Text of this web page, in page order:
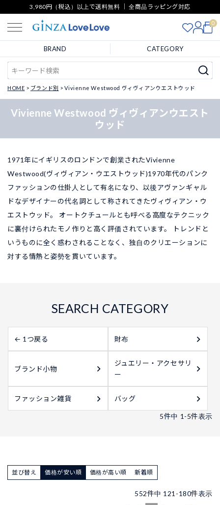
3,980円（税込）以上で送料無料 ｜ 全商品ラッピング対応
0
BRAND CATEGORY
HOME ブランド別 Vivienne Westwood ヴィヴィアンウエストウッド
Vivienne Westwood ヴィヴィアンウエスト
ウッド
1971年にイギリスのロンドンで創業されたVivienne
Westwood(ヴィヴィアン・ウエストウッド)1970年代のパンク
ファッションの仕掛人として有名になり、以後アヴァンギャル
ドなデザイナーの代名詞として称されてきたヴィヴィアン・ウ
エストウッド。 オートクチュールとも呼べる高度なテクニック
に裏付けられたモノ作りと高く評価されています。 トレンドと
いうものに全く惑わされることなく、独自のクリエーションに
対する情熱と姿勢を貫いています。
← 1つ戻る 財布
ブランド小物
ジュエリー・アクセサリ
ー
ファッション雑貨 バッグ
5件中 1 -5件表示
並び替え 価格が安い順 価格が高い順 新着順
552件中 121 -180件表示